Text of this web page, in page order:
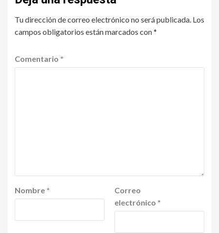
Tu dirección de correo electrónico no será publicada. Los
campos obligatorios están marcados con*
Comentario *
Nombre *
Correo
electrónico *